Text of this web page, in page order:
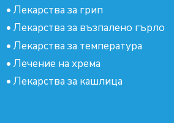
• Лекарства за грип
• Лекарства за възпалено гърло
• Лекарства за температура
• Лечение на хрема
• Лекарства за кашлица